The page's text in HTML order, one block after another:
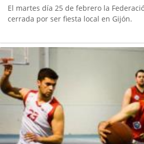
El martes día 25 de febrero la
cerrada por ser fiesta local en Gijón.